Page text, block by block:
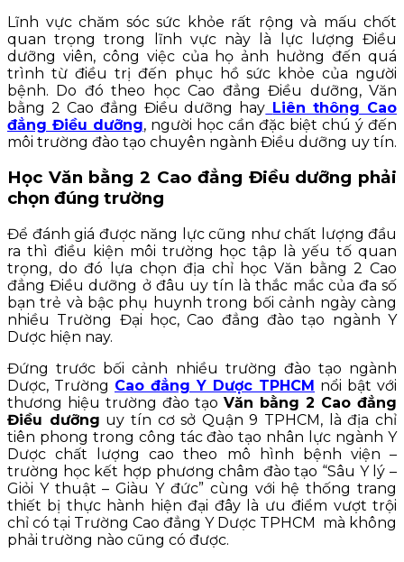
Lĩnh vực chăm sóc sức khỏe rất rộng và mấu chốt
quan trọng trong lĩnh vực này là lực lượng Điều
dưỡng viên, công việc của họ ảnh hưởng đến quá
trình từ điều trị đến phục hồ sức khỏe của người
bệnh. Do đó theo học Cao đẳng Điều dưỡng, Văn
bằng 2 Cao đẳng Điều dưỡng hay Liên thông Cao
đẳng Điều dưỡng, người học cần đặc biệt chú ý đến
môi trường đào tạo chuyên ngành Điều dưỡng uy tín.
Học Văn bằng 2 Cao đẳng Điều dưỡng phải
chọn đúng trường
Để đánh giá được năng lực cũng như chất lượng đầu
ra thì điều kiện môi trường học tập là yếu tố quan
trọng, do đó lựa chọn địa chỉ học Văn bằng 2 Cao
đẳng Điều dưỡng ở đâu uy tín là thắc mắc của đa số
bạn trẻ và bậc phụ huynh trong bối cảnh ngày càng
nhiều Trường Đại học, Cao đẳng đào tạo ngành Y
Dược hiện nay.
Đứng trước bối cảnh nhiều trường đào tạo ngành
Dược, Trường Cao đẳng Y Dược TPHCM nổi bật với
thương hiệu trường đào tạo Văn bằng 2 Cao đẳng
Điều dưỡng uy tín cơ sở Quận 9 TPHCM, là địa chỉ
tiên phong trong công tác đào tạo nhân lực ngành Y
Dược chất lượng cao theo mô hình bệnh viện –
trường học kết hợp phương châm đào tạo “Sâu Y lý –
Giỏi Y thuật – Giàu Y đức” cùng với hệ thống trang
thiết bị thực hành hiện đại đây là ưu điểm vượt trội
chỉ có tại Trường Cao đẳng Y Dược TPHCM mà không
phải trường nào cũng có được.